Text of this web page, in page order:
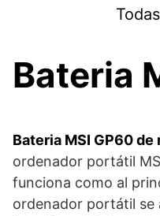
Bateria
Bateria MSI GP60 de
ordenador portátil
funciona como al
ordenador portátil se